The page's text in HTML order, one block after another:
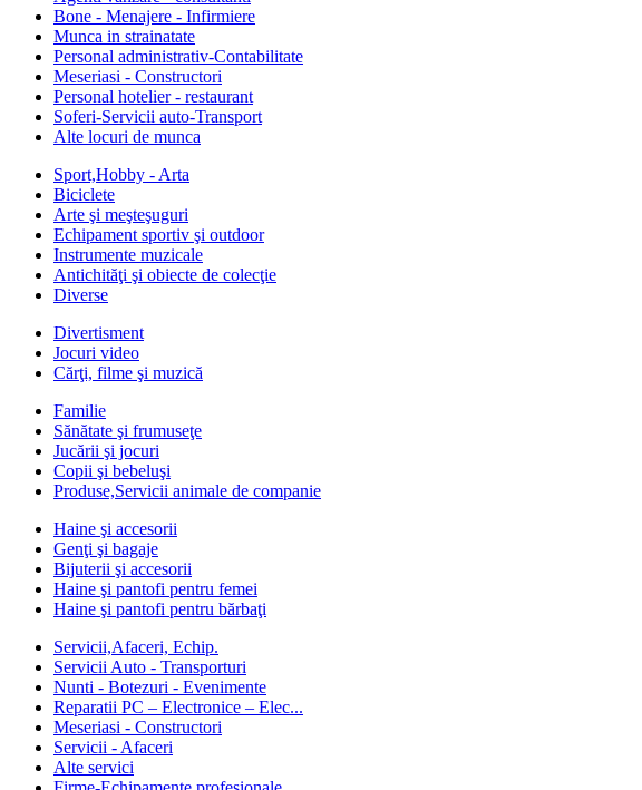
Bone - Menajere - Infirmiere
Munca in strainatate
Personal administrativ-Contabilitate
Meseriasi - Constructori
Personal hotelier - restaurant
Soferi-Servicii auto-Transport
Alte locuri de munca
Sport,Hobby - Arta
Biciclete
Arte şi meşteşuguri
Echipament sportiv şi outdoor
Instrumente muzicale
Antichităţi şi obiecte de colecţie
Diverse
Divertisment
Jocuri video
Cărţi, filme şi muzică
Familie
Sănătate şi frumuseţe
Jucării şi jocuri
Copii şi bebeluşi
Produse,Servicii animale de companie
Haine şi accesorii
Genţi şi bagaje
Bijuterii şi accesorii
Haine şi pantofi pentru femei
Haine şi pantofi pentru bărbaţi
Servicii,Afaceri, Echip.
Servicii Auto - Transporturi
Nunti - Botezuri - Evenimente
Reparatii PC – Electronice – Elec...
Meseriasi - Constructori
Servicii - Afaceri
Alte servici